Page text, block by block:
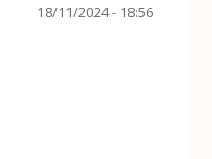
18/11/2024 - 18:56